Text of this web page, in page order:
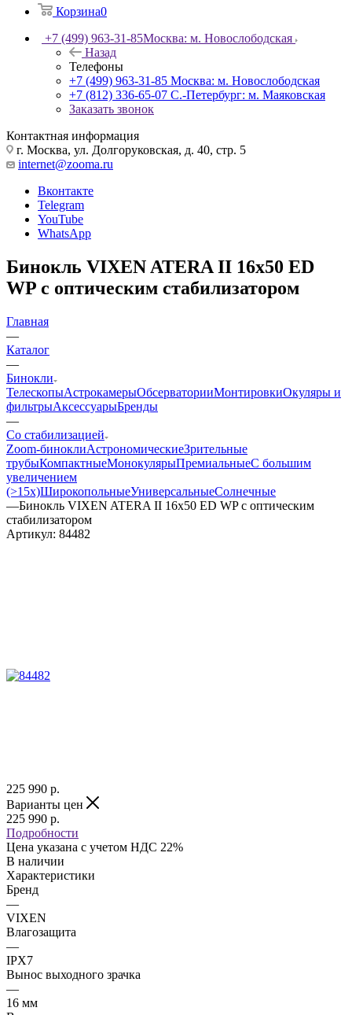
Корзина0
+7 (499) 963-31-85Москва: м. Новослободская
Назад
Телефоны
+7 (499) 963-31-85 Москва: м. Новослободская
+7 (812) 336-65-07 С.-Петербург: м. Маяковская
Заказать звонок
Контактная информация
г. Москва, ул. Долгоруковская, д. 40, стр. 5
internet@zooma.ru
Вконтакте
Telegram
YouTube
WhatsApp
Бинокль VIXEN ATERA II 16x50 ED
WP с оптическим стабилизатором
Главная
—
Каталог
—
Бинокли
ТелескопыАстрокамерыОбсерваторииМонтировкиОкуляры и
фильтрыАксессуарыБренды
—
Со стабилизацией
Zoom-биноклиАстрономическиеЗрительные
трубыКомпактныеМонокулярыПремиальныеС большим
увеличением
(>15x)ШирокопольныеУниверсальныеСолнечные
—Бинокль VIXEN ATERA II 16x50 ED WP с оптическим
стабилизатором
Артикул: 84482
225 990 р.
Варианты цен
225 990 р.
Подробности
Цена указана с учетом НДС 22%
В наличии
Характеристики
Бренд
—
VIXEN
Влагозащита
—
IPX7
Вынос выходного зрачка
—
16 мм